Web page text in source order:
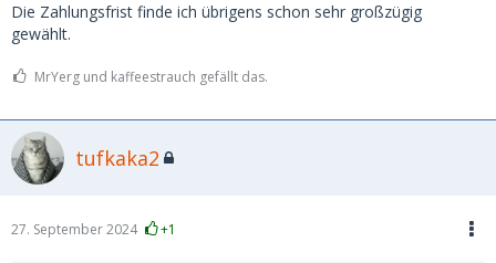
Die Zahlungsfrist finde ich übrigens schon sehr großzügig
gewählt.
MrYerg und kaffeestrauch gefällt das.
tufkaka2
27. September 2024 +1